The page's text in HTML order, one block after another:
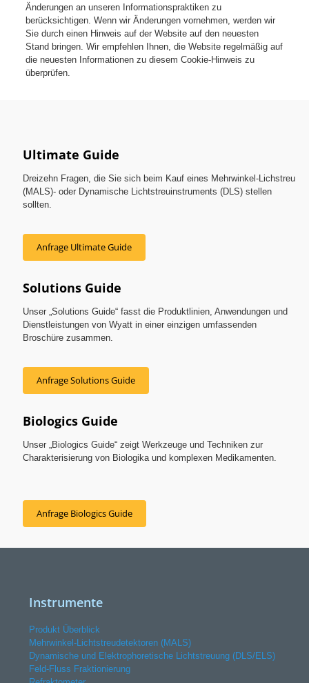
Änderungen an unseren Informationspraktiken zu
berücksichtigen. Wenn wir Änderungen vornehmen, werden wir
Sie durch einen Hinweis auf der Website auf den neuesten
Stand bringen. Wir empfehlen Ihnen, die Website regelmäßig auf
die neuesten Informationen zu diesem Cookie-Hinweis zu
überprüfen.
Ultimate Guide
Dreizehn Fragen, die Sie sich beim Kauf eines Mehrwinkel-Lichstreu
(MALS)- oder Dynamische Lichtstreuinstruments (DLS) stellen
sollten.
Anfrage Ultimate Guide
Solutions Guide
Unser „Solutions Guide“ fasst die Produktlinien, Anwendungen und
Dienstleistungen von Wyatt in einer einzigen umfassenden
Broschüre zusammen.
Anfrage Solutions Guide
Biologics Guide
Unser „Biologics Guide“ zeigt Werkzeuge und Techniken zur
Charakterisierung von Biologika und komplexen Medikamenten.
Anfrage Biologics Guide
Instrumente
Produkt Überblick
Mehrwinkel-Lichtstreudetektoren (MALS)
Dynamische und Elektrophoretische Lichtstreuung (DLS/ELS)
Feld-Fluss Fraktionierung